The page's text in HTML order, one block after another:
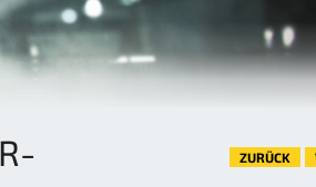
ZURÜCK